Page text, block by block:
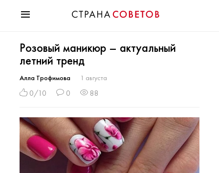
Мода
Звезды
Гороскопы
Здоровье
Хобби
Разное
Праздники
Розовый маникюр – актуальный
летний тренд
Алла Трофимова 1 августа
0/10 0 88